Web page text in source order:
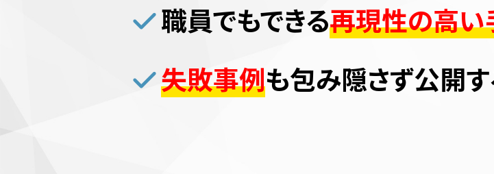
職員でもできる再現性の高い
失敗事例も包み隠さず公開す